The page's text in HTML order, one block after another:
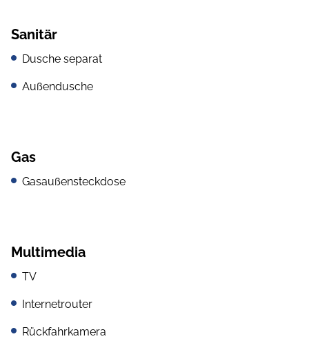
Sanitär
Dusche separat
Außendusche
Gas
Gasaußensteckdose
Multimedia
TV
Internetrouter
Rückfahrkamera